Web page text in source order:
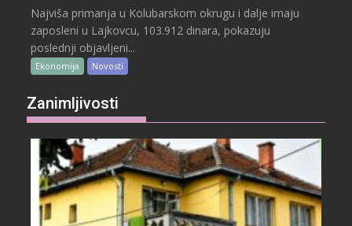
Najviša primanja u Kolubarskom okrugu i dalje imaju
zaposleni u Lajkovcu, 103.912 dinara, pokazuju
poslednji objavljeni...
Ekonomija Novosti
Zanimljivosti